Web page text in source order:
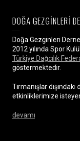
DOĞA GEZGİNLERİ
Doğa Gezginleri
2012 yılında Spor
Türkiye Dağcılık
göstermektedir.
Tırmanışlar
etkinliklerimize
devamı